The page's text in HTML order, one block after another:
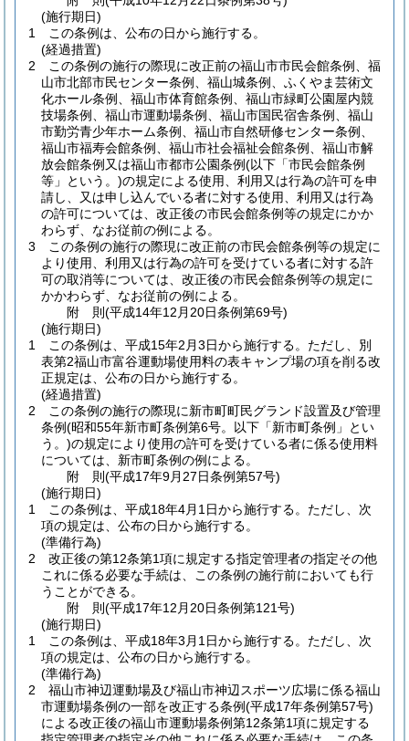
(施行期日)
1
この条例は、公布の日から施行する。
(経過措置)
2
この条例の施行の際現に改正前の福山市市民会館条例、福
山市北部市民センター条例、福山城条例、ふくやま芸術文
化ホール条例、福山市体育館条例、福山市緑町公園屋内競
技場条例、福山市運動場条例、福山市国民宿舎条例、福山
市勤労青少年ホーム条例、福山市自然研修センター条例、
福山市福寿会館条例、福山市社会福祉会館条例、福山市解
放会館条例又は福山市都市公園条例(以下「市民会館条例
等」という。)の規定による使用、利用又は行為の許可を申
請し、又は申し込んでいる者に対する使用、利用又は行為
の許可については、改正後の市民会館条例等の規定にかか
わらず、なお従前の例による。
3
この条例の施行の際現に改正前の市民会館条例等の規定に
より使用、利用又は行為の許可を受けている者に対する許
可の取消等については、改正後の市民会館条例等の規定に
かかわらず、なお従前の例による。
附 則(平成14年12月20日条例第69号)
(施行期日)
1
この条例は、平成15年2月3日から施行する。 ただし、別
表第2福山市富谷運動場使用料の表キャンプ場の項を削る改
正規定は、公布の日から施行する。
(経過措置)
2
この条例の施行の際現に新市町町民グランド設置及び管理
条例(昭和55年新市町条例第6号。以下「新市町条例」とい
う。)の規定により使用の許可を受けている者に係る使用料
については、新市町条例の例による。
附 則(平成17年9月27日条例第57号)
(施行期日)
1
この条例は、平成18年4月1日から施行する。 ただし、次
項の規定は、公布の日から施行する。
(準備行為)
2
改正後の第12条第1項に規定する指定管理者の指定その他
これに係る必要な手続は、この条例の施行前においても行
うことができる。
附 則(平成17年12月20日条例第121号)
(施行期日)
1
この条例は、平成18年3月1日から施行する。 ただし、次
項の規定は、公布の日から施行する。
(準備行為)
2
福山市神辺運動場及び福山市神辺スポーツ広場に係る福山
市運動場条例の一部を改正する条例(平成17年条例第57号)
による改正後の福山市運動場条例第12条第1項に規定する